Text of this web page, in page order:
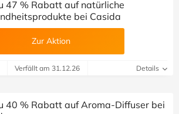
47 % Rabatt auf natürliche
bei Casida
Zur Aktion
Verfällt am 31.12.26 Details
40 % Rabatt auf Aroma-Diffuser bei